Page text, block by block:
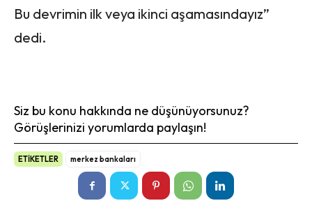
Bu devrimin ilk veya ikinci aşamasındayız”
dedi.
Siz bu konu hakkında ne düşünüyorsunuz?
Görüşlerinizi yorumlarda paylaşın!
ETİKETLER merkez bankaları